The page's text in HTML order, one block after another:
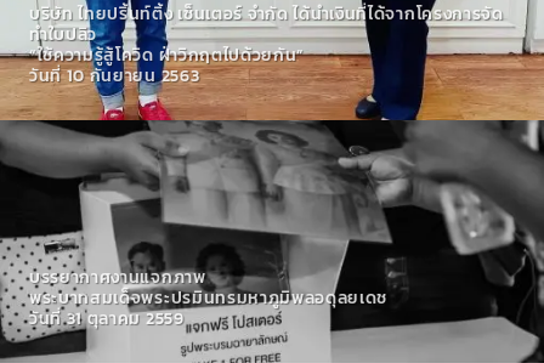
บริษัท ไทยปริ้นท์ติ้ง เซ็นเตอร์ จำกัด ได้นำเงินที่ได้จากโครงการจัด
ทำใบปลิว
“ใช้ความรู้สู้โควิด ฝ่าวิกฤตไปด้วยกัน”
วันที่ 10 กันยายน 2563
บรรยากาศงานแจกภาพ
พระบาทสมเด็จพระปรมินทรมหาภูมิพลอดุลยเดช
วันที่ 31 ตุลาคม 2559